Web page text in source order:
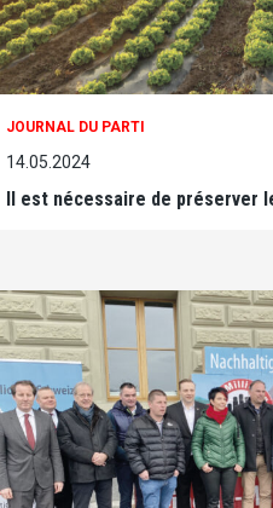
JOURNAL DU PARTI
14.05.2024
Il est nécessaire de préserver